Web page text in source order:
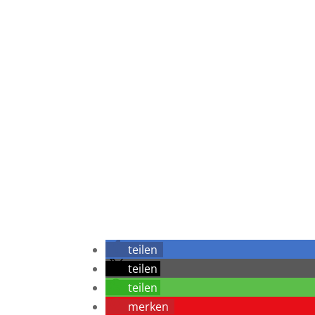
teilen
teilen
teilen
merken